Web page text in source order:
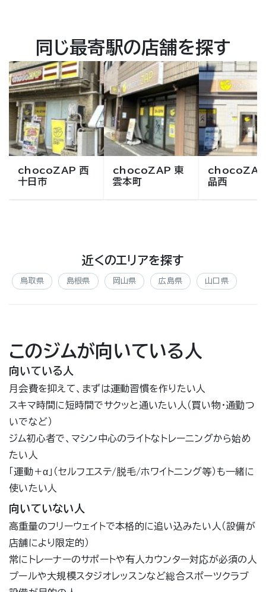
同じ最寄駅の店舗を探す
chocoZAP 西
十日市
chocoZAP 東
雲本町
chocoZAP
品西
近くのエリアを探す
鳥取県 島根県 岡山県 広島県 山口県
このジムが向いている人
向いている人
月会費を抑えて、まずは運動習慣を作りたい人
スキマ時間に短時間でサクッと通いたい人（買い物・通勤つ
いでなど）
ジム初心者で、マシン中心のライトなトレーニングから始め
たい人
「運動＋α」（セルフエステ/脱毛/ホワイトニング等）も一緒に
使いたい人
向いていない人
高重量のフリーウェイトで本格的に追い込みたい人（設備が
店舗により限定的）
常にトレーナーのサポートや有人カウンター対応が必須の人
プールや大規模スタジオレッスンなど総合スポーツクラブ